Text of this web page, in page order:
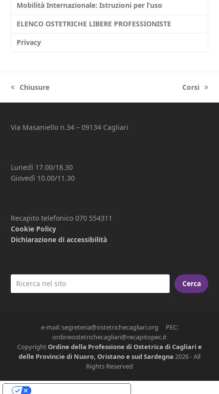
Mobilità Internazionale: Istruzioni per l’uso
ELENCO OSTETRICHE LIBERE PROFESSIONISTE
Privacy
previous
post:
Chiusure
next
post:
Corsi
Via Masaniello n.34 – 09134 Cagliari
Lunedì 17.00/18.30
Giovedì 10.00/11.30
Recapito telefonico 070 554311
Cookie Policy
Dichiarazione di accessibilità
Cerca
e-mail: segreteria@ostetrichecagliari.org PEC:
ordineostetrichecagliari@recapitopec.it
CopyrightOrdine della Professione di Ostetrica di Cagliari e
delle Provincie di Nuoro, Oristano e sud Sardegna 2026 - All
Rights Reserved